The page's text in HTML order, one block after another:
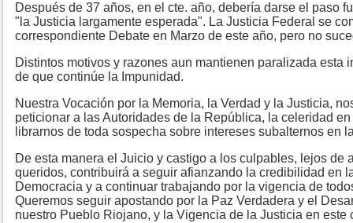
Después de 37 años, en el cte. año, debería darse el paso
"la Justicia largamente esperada". La Justicia Federal se
correspondiente Debate en Marzo de este año, pero no
Distintos motivos y razones aun mantienen paralizada esta
de que continúe la Impunidad.
Nuestra Vocación por la Memoria, la Verdad y la Justicia,
peticionar a las Autoridades de la República, la celeridad
librarnos de toda sospecha sobre intereses subalternos en
De esta manera el Juicio y castigo a los culpables, lejos de
queridos, contribuirá a seguir afianzando la credibilidad en
Democracia y a continuar trabajando por la vigencia de
Queremos seguir apostando por la Paz Verdadera y el
nuestro Pueblo Riojano, y la Vigencia de la Justicia en este